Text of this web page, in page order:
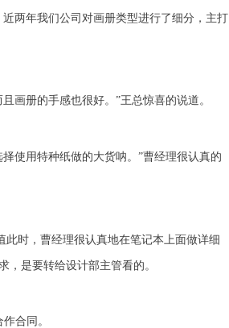
两年我们公司对画册类型进行了细分，主打
画册的手感也很好。”王总惊喜的说道。
使用特种纸做的大货呐。”曹经理很认真的
此时，曹经理很认真地在笔记本上面做详细
是要转给设计部主管看的。
合同。